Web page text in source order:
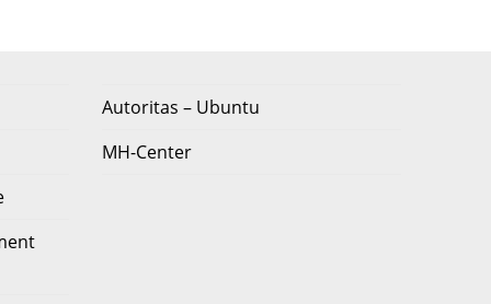
Autoritas – Ubuntu
MH-Center